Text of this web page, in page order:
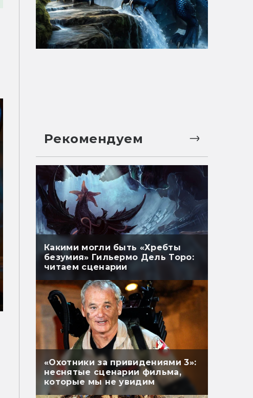
Рекомендуем
Какими могли быть «Хребты
безумия» Гильермо Дель Торо:
читаем сценарии
«Охотники за привидениями 3»:
неснятые сценарии фильма,
которые мы не увидим